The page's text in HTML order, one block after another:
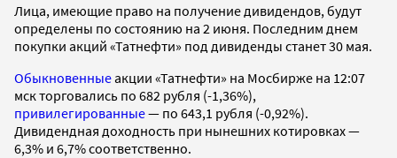
Лица, имеющие право на получение дивидендов, будут
определены по состоянию на 2 июня. Последним днем
покупки акций «Татнефти» под дивиденды станет 30 мая.
Обыкновенныеакции «Татнефти» на Мосбирже на 12:07
мск торговались по 682 рубля (-1,36%),
привилегированные— по 643,1 рубля (-0,92%).
Дивидендная доходность при нынешних котировках —
6,3% и 6,7% соответственно.